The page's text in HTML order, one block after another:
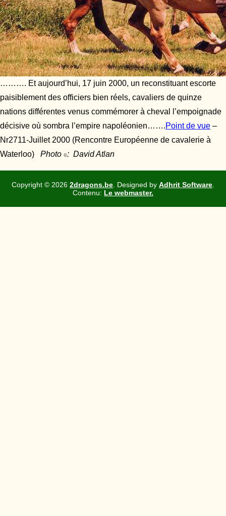
………. Et aujourd’hui, 17 juin 2000, un reconstituant escorte
paisiblement des officiers bien réels, cavaliers de quinze
nations différentes venus commémorer à cheval l’empoignade
décisive où sombra l’empire napoléonien…….Point de vue –
Nr2711-Juillet 2000 (Rencontre Européenne de cavalerie à
Waterloo) Photo ©: David Atlan
Copyright © 2026 2dragons.be . Designed by Adhrit Software
Contenu: Le webmaster.